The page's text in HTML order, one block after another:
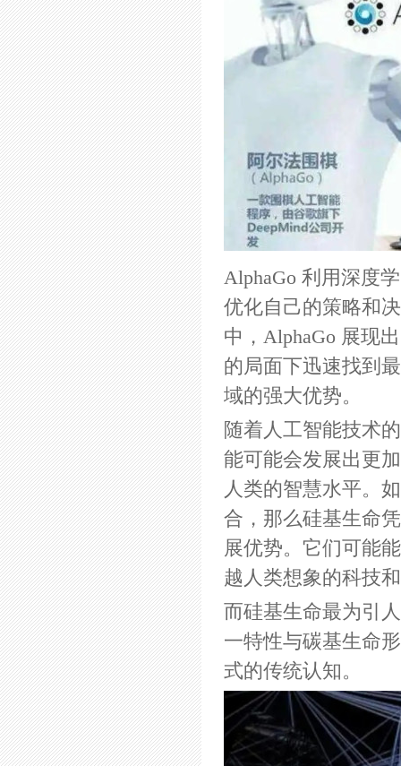
AlphaGo 利用深度
优化自己的策略和
中，AlphaGo 展现
的局面下迅速找到
域的强大优势。
随着人工智能技术
能可能会发展出更
人类的智慧水平。
合，那么硅基生命
展优势。它们可能
越人类想象的科技
而硅基生命最为引
一特性与碳基生命
式的传统认知。